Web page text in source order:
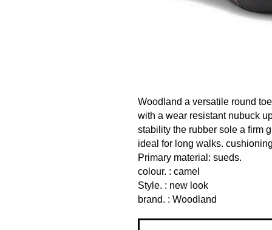
Woodland a versatile round
with a wear resistant nubuck
stability the rubber sole a firm
ideal for long walks.
Primary material: sueds.
colour. : camel
Style. : new look
brand. : Woodland